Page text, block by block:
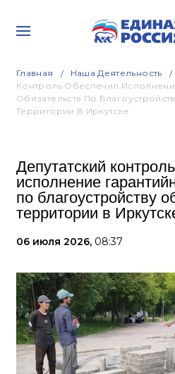
Главная Наша Деятельность
Контроль Обеспечил
Обязательств По
Территории В Иркутске
Депутатский
исполнение
по благоустройству
территории в
06 июля 2026, 08:37